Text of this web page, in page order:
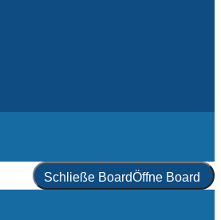
Schließe BoardÖffne Board